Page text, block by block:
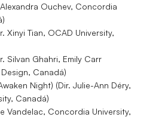
Alexandra Ouchev, Concordia
Xinyi Tian, OCAD University,
Silvan Ghahri, Emily Carr
Canadá)
Night) (Dir. Julie-Ann Déry,
Canadá)
Vandelac, Concordia University,